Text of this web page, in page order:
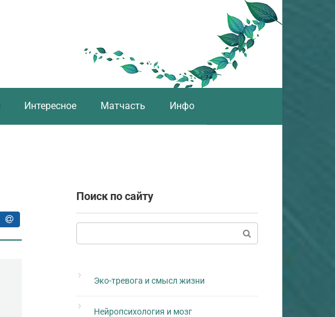
Интересное Матчасть Инфо
Поиск по сайту
Эко-тревога и смысл жизни
Нейропсихология и мозг